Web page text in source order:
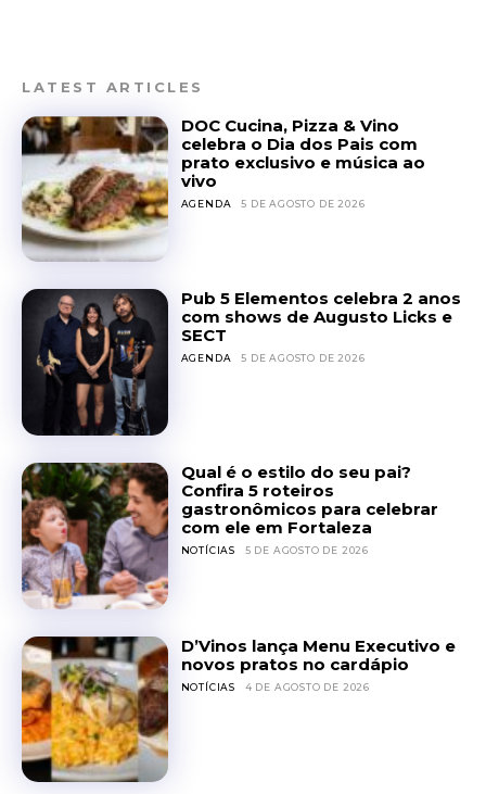
LATEST ARTICLES
DOC Cucina, Pizza & Vino
celebra o Dia dos Pais com
prato exclusivo e música ao
vivo
AGENDA 5 DE AGOSTO DE 2026
Pub 5 Elementos celebra 2 anos
com shows de Augusto Licks e
SECT
AGENDA 5 DE AGOSTO DE 2026
Qual é o estilo do seu pai?
Confira 5 roteiros
gastronômicos para celebrar
com ele em Fortaleza
NOTÍCIAS 5 DE AGOSTO DE 2026
D’Vinos lança Menu Executivo e
novos pratos no cardápio
NOTÍCIAS 4 DE AGOSTO DE 2026